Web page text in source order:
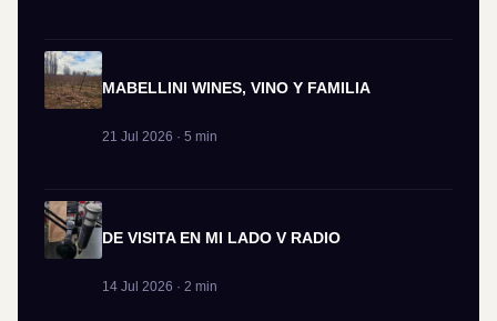
MABELLINI WINES, VINO Y FAMILIA
21 Jul 2026 · 5 min
DE VISITA EN MI LADO V RADIO
14 Jul 2026 · 2 min